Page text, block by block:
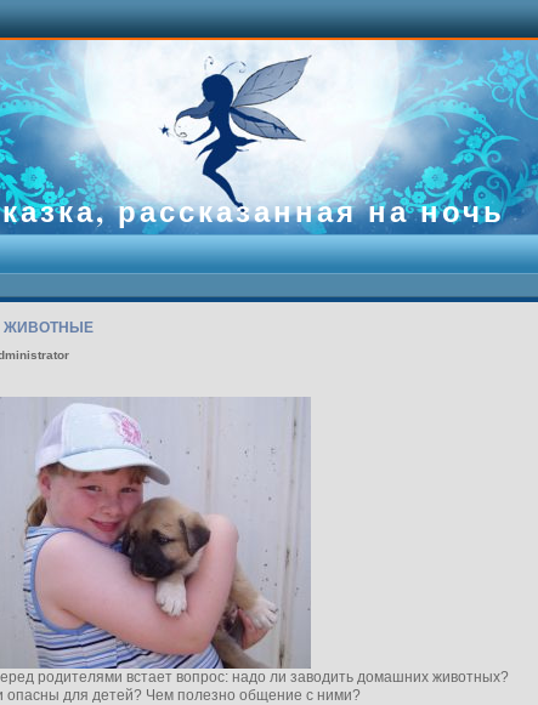
рассказанная на ночь
ЖИВОТНЫЕ
родителями встает вопрос: надо ли заводить домашних животных?
опасны для детей? Чем полезно общение с ними?